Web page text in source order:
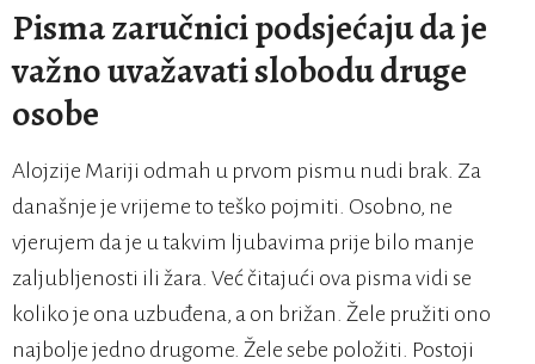
Pisma zaručnici podsjećaju da je
važno uvažavati slobodu druge
osobe
Alojzije Mariji odmah u prvom pismu nudi brak. Za
današnje je vrijeme to teško pojmiti. Osobno, ne
vjerujem da je u takvim ljubavima prije bilo manje
zaljubljenosti ili žara. Već čitajući ova pisma vidi se
koliko je ona uzbuđena, a on brižan. Žele pružiti ono
najbolje jedno drugome. Žele sebe položiti. Postoji